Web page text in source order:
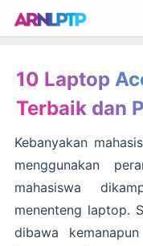
10 Laptop
Terbaik dan
Kebanyakan
menggunakan
mahasiswa
menenteng laptop.
dibawa